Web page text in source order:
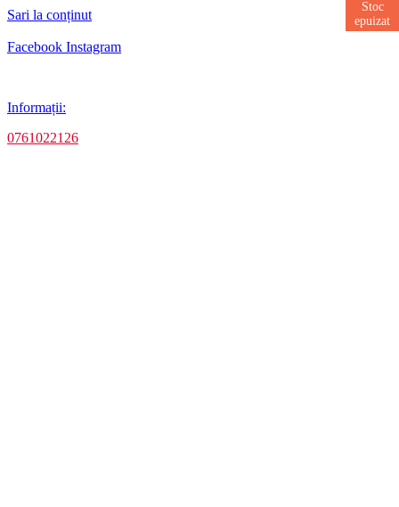
Sari la conținut
Facebook Instagram
Informații:
0761022126
Stoc
epuizat
Stoc
epuizat